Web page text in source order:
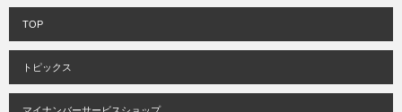
TOP
トピックス